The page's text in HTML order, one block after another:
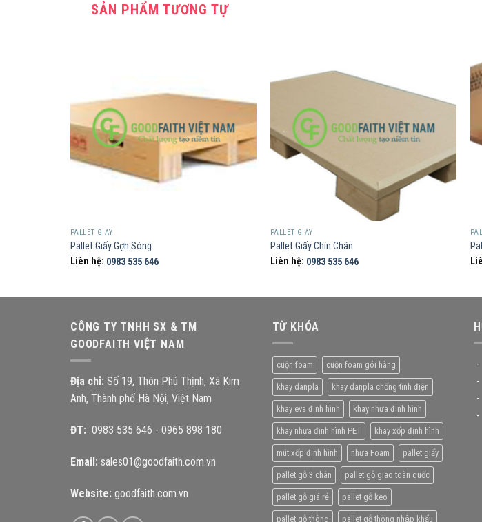
SẢN PHẨM TƯƠNG TỰ
PALLET GIẤY
Pallet Giấy Gợn Sóng
Liên hệ: 0983 535 646
PALLET GIẤY
Pallet Giấy Chín Chân
Liên hệ: 0983 535 646
CÔNG TY TNHH SX & TM
GOODFAITH VIỆT NAM
Địa chỉ: Số 19, Thôn Phú Thịnh, Xã Kim
Anh, Thành phố Hà Nội, Việt Nam
ĐT: 0983 535 646 - 0965 898 180
Email: sales01@goodfaith.com.vn
Website: goodfaith.com.vn
TỪ KHÓA
cuộn foam cuộn foam gói hàng
khay danpla khay danpla chống tĩnh điện
khay eva định hình khay nhựa định hình
khay nhựa định hình PET khay xốp định hình
mút xốp định hình nhựa Foam pallet giấy
pallet gỗ 3 chân pallet gỗ giao toàn quốc
pallet gỗ giá rẻ pallet gỗ keo
pallet gỗ thông pallet gỗ thông nhập khẩu
-
-
-
-